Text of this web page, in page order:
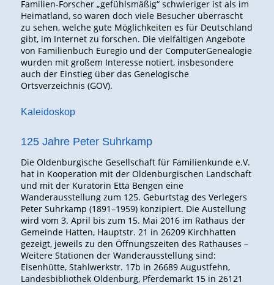
Familien-Forscher „gefühlsmäßig“ schwieriger ist als im
Heimatland, so waren doch viele Besucher überrascht
zu sehen, welche gute Möglichkeiten es für Deutschland
gibt, im Internet zu forschen. Die vielfältigen Angebote
von Familienbuch Euregio und der ComputerGenealogie
wurden mit großem Interesse notiert, insbesondere
auch der Einstieg über das Genelogische
Ortsverzeichnis (GOV).
Kaleidoskop
125 Jahre Peter Suhrkamp
Die Oldenburgische Gesellschaft für Familienkunde e.V.
hat in Kooperation mit der Oldenburgischen Landschaft
und mit der Kuratorin Etta Bengen eine
Wanderausstellung zum 125. Geburtstag des Verlegers
Peter Suhrkamp (1891–1959) konzipiert. Die Austellung
wird vom 3. April bis zum 15. Mai 2016 im Rathaus der
Gemeinde Hatten, Hauptstr. 21 in 26209 Kirchhatten
gezeigt, jeweils zu den Öffnungszeiten des Rathauses –
Weitere Stationen der Wanderausstellung sind:
Eisenhütte, Stahlwerkstr. 17b in 26689 Augustfehn,
Landesbibliothek Oldenburg, Pferdemarkt 15 in 26121